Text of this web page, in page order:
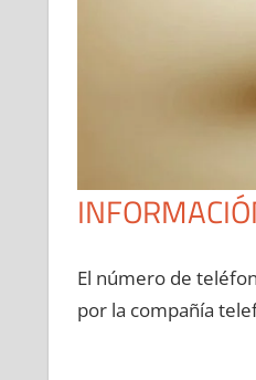
El número dе
pοr la compañía